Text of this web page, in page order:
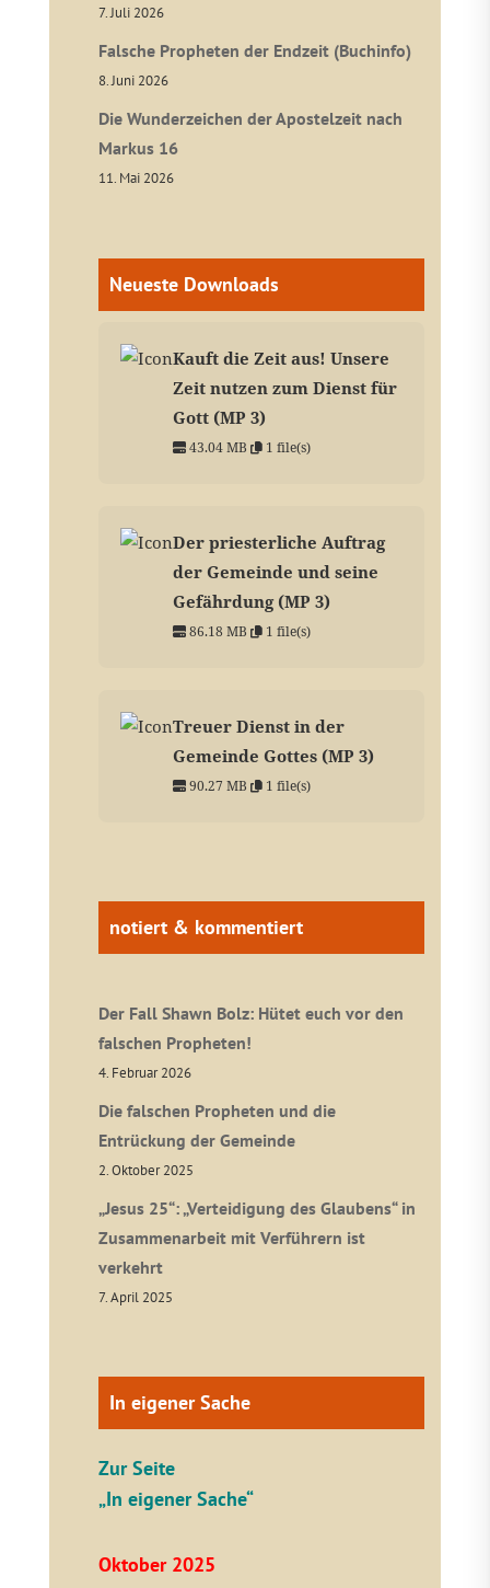
7. Juli 2026
Falsche Propheten der Endzeit (Buchinfo)
8. Juni 2026
Die Wunderzeichen der Apostelzeit nach
Markus 16
11. Mai 2026
Neueste Downloads
Kauft die Zeit aus! Unsere
Zeit nutzen zum Dienst für
Gott (MP 3)
43.04 MB 1 file(s)
Der priesterliche Auftrag
der Gemeinde und seine
Gefährdung (MP 3)
86.18 MB 1 file(s)
Treuer Dienst in der
Gemeinde Gottes (MP 3)
90.27 MB 1 file(s)
notiert & kommentiert
Der Fall Shawn Bolz: Hütet euch vor den
falschen Propheten!
4. Februar 2026
Die falschen Propheten und die
Entrückung der Gemeinde
2. Oktober 2025
„Jesus 25“: „Verteidigung des Glaubens“ in
Zusammenarbeit mit Verführern ist
verkehrt
7. April 2025
In eigener Sache
Zur Seite
„In eigener Sache“
Oktober 2025